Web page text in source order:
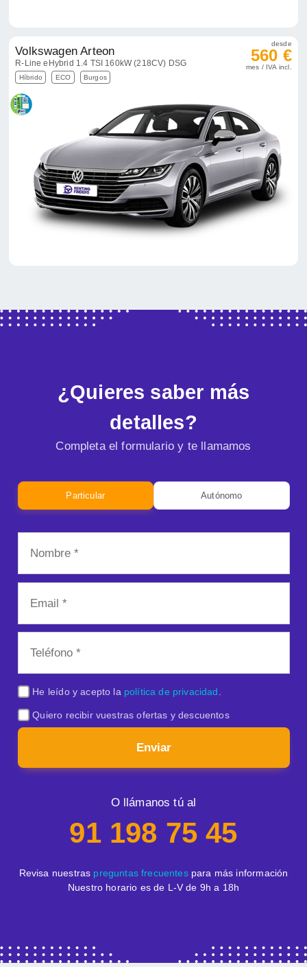
Volkswagen Arteon
R-Line eHybrid 1.4 TSI 160kW (218CV) DSG
Híbrido ECO Burgos
desde
560 €
mes / IVA incl.
¿Quieres saber más
detalles?
Completa el formulario y te llamamos
Particular Autónomo
He leído y acepto la política de privacidad.
Quiero recibir vuestras ofertas y descuentos
Enviar
O llámanos tú al
91 198 75 45
Revisa nuestras preguntas frecuentespara más información
Nuestro horario es de L-V de 9h a 18h